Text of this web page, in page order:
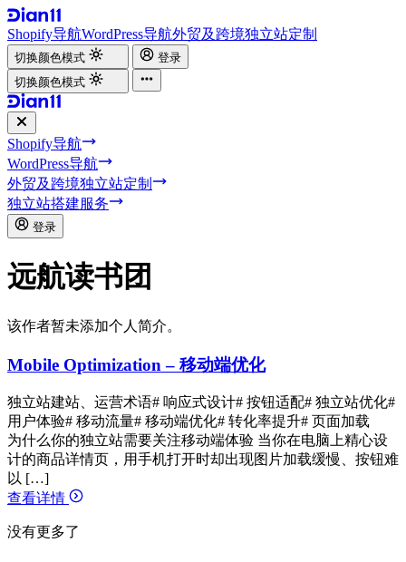
Shopify导航WordPress导航外贸及跨境独立站定制
切换颜色模式
登录
切换颜色模式
Shopify导航
WordPress导航
外贸及跨境独立站定制
独立站搭建服务
登录
远航读书团
该作者暂未添加个人简介。
Mobile Optimization – 移动端优化
独立站建站、运营术语# 响应式设计# 按钮适配# 独立站优化#
用户体验# 移动流量# 移动端优化# 转化率提升# 页面加载
为什么你的独立站需要关注移动端体验 当你在电脑上精心设
计的商品详情页，用手机打开时却出现图片加载缓慢、按钮难
以 […]
查看详情
没有更多了